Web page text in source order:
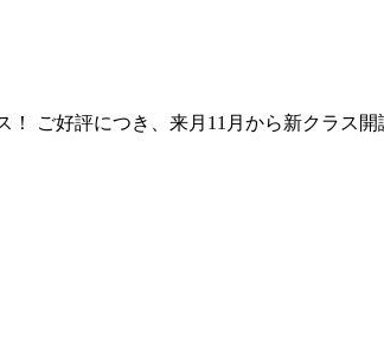
ご好評につき、来月11月から新クラス